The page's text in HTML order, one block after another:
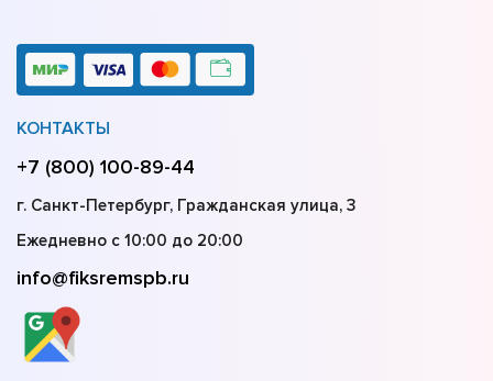
КОНТАКТЫ
+7 (800) 100-89-44
г. Санкт-Петербург, Гражданская улица, 3
Ежедневно с 10:00 до 20:00
info@fiksremspb.ru